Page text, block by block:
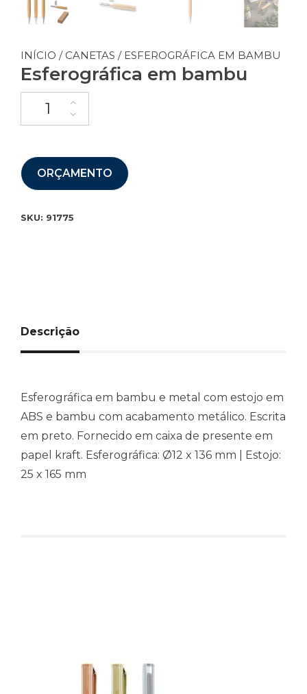
INÍCIO / CANETAS / ESFEROGRÁFICA EM BAMBU
Esferográfica em bambu
ORÇAMENTO
SKU: 91775
Descrição
Esferográfica em bambu e metal com estojo em
ABS e bambu com acabamento metálico. Escrita
em preto. Fornecido em caixa de presente em
papel kraft. Esferográfica: Ø12 x 136 mm | Estojo:
25 x 165 mm